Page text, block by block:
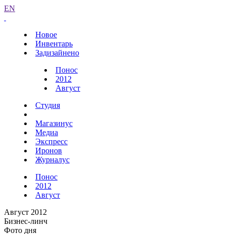
EN
Новое
Инвентарь
Задизайнено
Понос
2012
Август
Студия
Магазинус
Медиа
Экспресс
Иронов
Журналус
Понос
2012
Август
Август 2012
Бизнес-линч
Фото дня